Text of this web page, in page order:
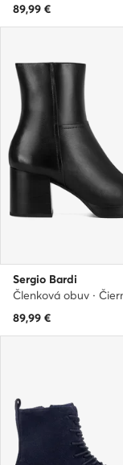
89,99 €
Sergio Bardi
89,99 €